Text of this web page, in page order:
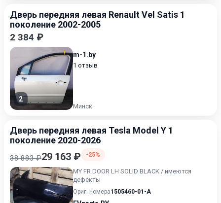
Дверь передняя левая Renault Vel Satis 1
поколение 2002-2005
2 384 ₽
2
m-1.by
1 отзыв
Минск
Дверь передняя левая Tesla Model Y 1
поколение 2020-2026
38 883 ₽29 163 ₽ -25%
MY FR DOOR LH SOLID BLACK / имеются
дефекты
Ориг. номера1505460-01-A